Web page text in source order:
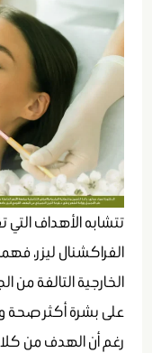
تتشابه الأهداف
الفراكشنال ليزر،
الخارجية التالفة من
على بشرة أكثر صحة
رغم أن الهدف من كلا